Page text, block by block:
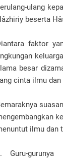
ulang
beserta
faktor
besar
cinta ilmu
ilmu dan
Guru-gurunya